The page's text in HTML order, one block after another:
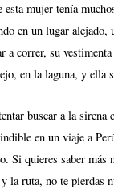
esta mujer tenía
en un lugar alejado,
a correr, su
en la laguna, y ella
buscar a la sirena
en un viaje a
Si quieres saber más
la ruta, no te pierdas